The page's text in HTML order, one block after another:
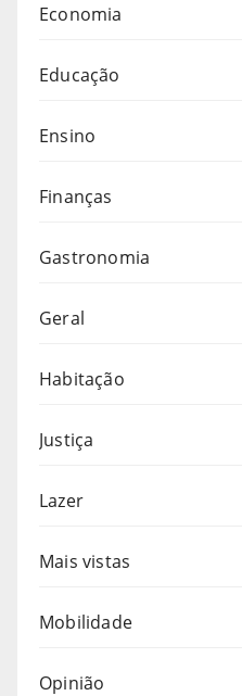
Economia
Educação
Ensino
Finanças
Gastronomia
Geral
Habitação
Justiça
Lazer
Mais vistas
Mobilidade
Opinião